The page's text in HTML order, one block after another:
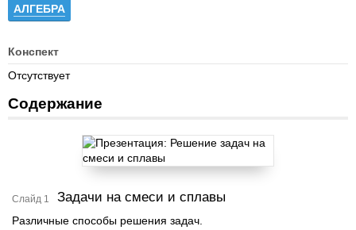
АЛГЕБРА
Конспект
Отсутствует
Содержание
Слайд 1 Задачи на смеси и сплавы
Различные способы решения задач.